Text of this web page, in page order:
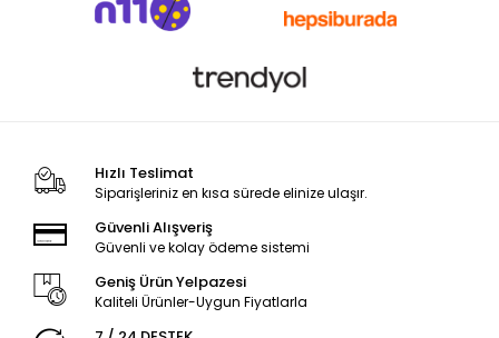
Hızlı Teslimat
Siparişleriniz en kısa sürede elinize ulaşır.
Güvenli Alışveriş
Güvenli ve kolay ödeme sistemi
Geniş Ürün Yelpazesi
Kaliteli Ürünler-Uygun Fiyatlarla